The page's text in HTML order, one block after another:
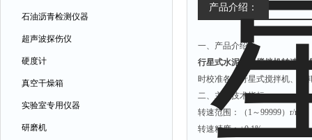
石油沥青检测仪器
超声波探伤仪
硬度计
真空干燥箱
实验室专用仪器
研磨机
产品介绍：
一、产品介绍：
行星式水泥胶砂搅拌机转連校
时校准各类行星式搅拌机、磨
二、主要技术指标：
转速范围：（1～99999）r/min
转速精度：±0.1%